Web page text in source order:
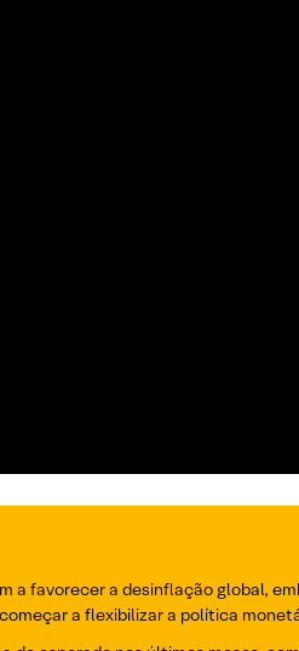
a favorecer a desinflação global,
a flexibilizar a política